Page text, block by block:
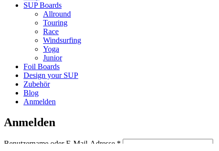
SUP Boards
Allround
Touring
Race
Windsurfing
Yoga
Junior
Foil Boards
Design your SUP
Zubehör
Blog
Anmelden
Anmelden
Benutzername oder E-Mail-Adresse * Erforderlich